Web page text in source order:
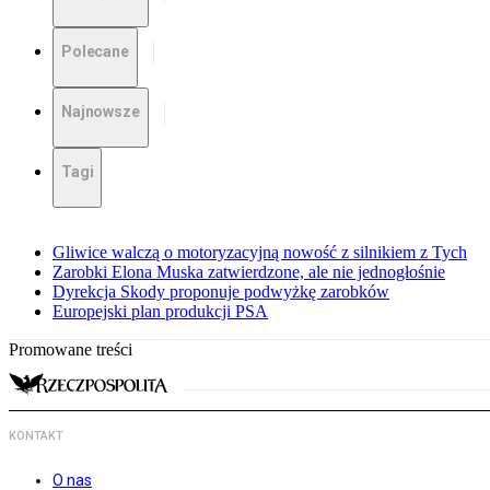
Polecane
Najnowsze
Tagi
Gliwice walczą o motoryzacyjną nowość z silnikiem z Tych
Zarobki Elona Muska zatwierdzone, ale nie jednogłośnie
Dyrekcja Skody proponuje podwyżkę zarobków
Europejski plan produkcji PSA
Promowane treści
KONTAKT
O nas